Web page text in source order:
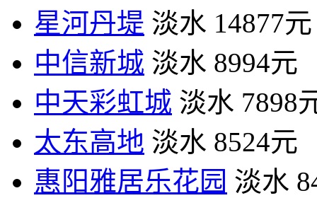
星河丹堤 淡水 14877元
中信新城 淡水 8994元
中天彩虹城 淡水 7898
太东高地 淡水 8524元
惠阳雅居乐花园 淡水